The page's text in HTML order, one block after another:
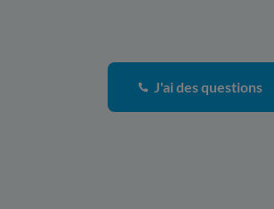
J'ai des questions